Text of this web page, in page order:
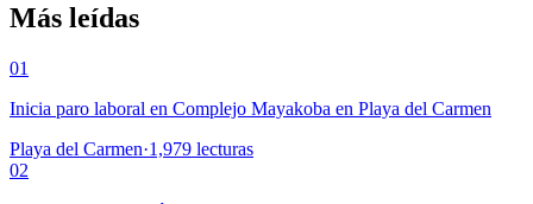
Más leídas
01
Inicia paro laboral en Complejo Mayakoba en Playa del Carmen
Playa del Carmen·1,979 lecturas
02